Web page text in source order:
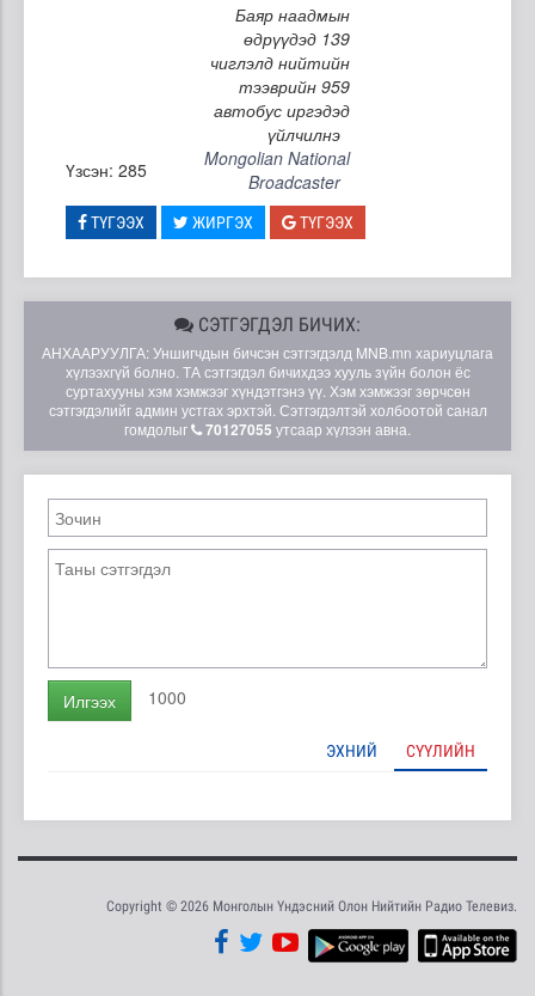
Баяр наадмын
өдрүүдэд 139
чиглэлд нийтийн
тээврийн 959
автобус иргэдэд
үйлчилнэ
Үзсэн: 285
Mongolian National
Broadcaster
ТҮГЭЭХ ЖИРГЭХ ТҮГЭЭХ
СЭТГЭГДЭЛ БИЧИХ:
АНХААРУУЛГА: Уншигчдын бичсэн сэтгэгдэлд MNB.mn хариуцлага
хүлээхгүй болно. ТА сэтгэгдэл бичихдээ хууль зүйн болон ёс
суртахууны хэм хэмжээг хүндэтгэнэ үү. Хэм хэмжээг зөрчсөн
сэтгэгдэлийг админ устгах эрхтэй. Сэтгэгдэлтэй холбоотой санал
гомдолыг
70127055 утсаар хүлээн авна.
Илгээх 1000
ЭХНИЙ СҮҮЛИЙН
Copyright © 2026 Монголын Үндэсний Олон Нийтийн Радио Телевиз.